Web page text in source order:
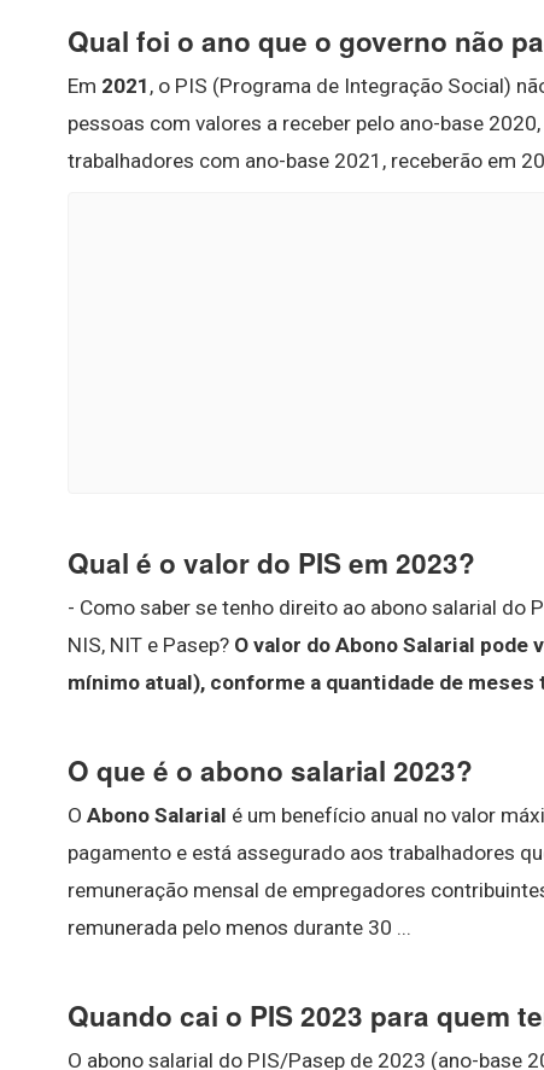
Qual foi o ano que o governo não
Em 2021 , o PIS (Programa de Integração Social)
pessoas com valores a receber pelo ano-base
trabalhadores com ano-base 2021, receberão em
Qual é o valor do PIS em 2023?
- Como saber se tenho direito ao abono salarial do
NIS, NIT e Pasep? O valor do Abono Salarial pode
mínimo atual), conforme a quantidade de meses
O que é o abono salarial 2023?
O Abono Salarial é um benefício anual no valor
pagamento e está assegurado aos trabalhadores
remuneração mensal de empregadores
remunerada pelo menos durante 30 ...
Quando cai o PIS 2023 para quem
O abono salarial do PIS/Pasep de 2023 (ano-base